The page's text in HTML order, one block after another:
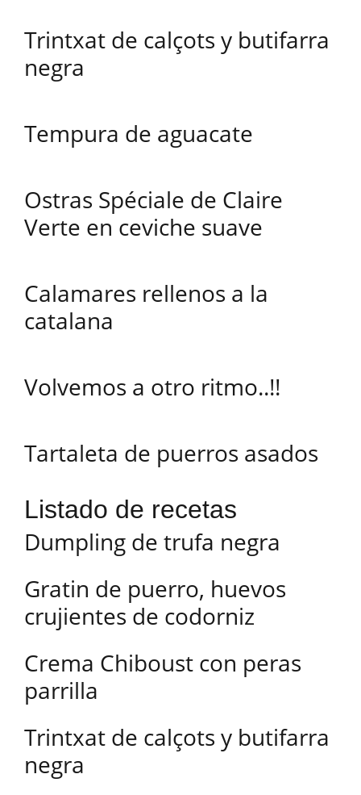
Trintxat de calçots y butifarra
negra
Tempura de aguacate
Ostras Spéciale de Claire
Verte en ceviche suave
Calamares rellenos a la
catalana
Volvemos a otro ritmo..!!
Tartaleta de puerros asados
Listado de recetas
Dumpling de trufa negra
Gratin de puerro, huevos
crujientes de codorniz
Crema Chiboust con peras
parrilla
Trintxat de calçots y butifarra
negra